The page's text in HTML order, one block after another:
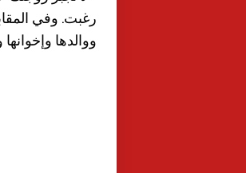
رغبت. وفي
ووالدها